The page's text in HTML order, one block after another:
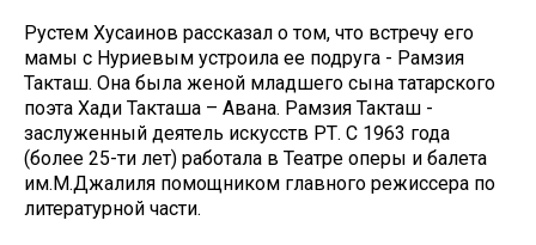
Рустем Хусаинов рассказал о том, что встречу его
мамы с Нуриевым устроила ее подруга - Рамзия
Такташ. Она была женой младшего сына татарского
поэта Хади Такташа – Авана. Рамзия Такташ -
заслуженный деятель искусств РТ. С 1963 года
(более 25-ти лет) работала в Театре оперы и балета
им.М.Джалиля помощником главного режиссера по
литературной части.